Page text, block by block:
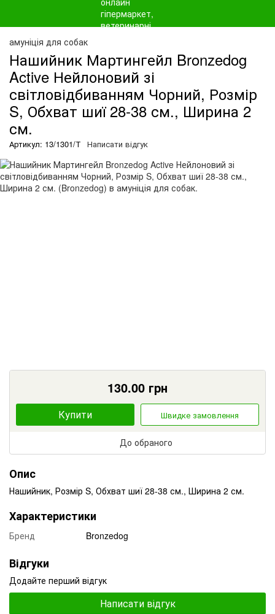
амуніція для собак
Нашийник Мартингейл Bronzedog
Active Нейлоновий зі
світловідбиванням Чорний, Розмір
S, Обхват шиї 28-38 см., Ширина 2
см.
Артикул: 13/1301/Т Написати відгук
130.00 грн
Купити Швидке замовлення
До обраного
Опис
Нашийник, Розмір S, Обхват шиї 28-38 см., Ширина 2 см.
Характеристики
Бренд Bronzedog
Відгуки
Додайте перший відгук
Написати відгук